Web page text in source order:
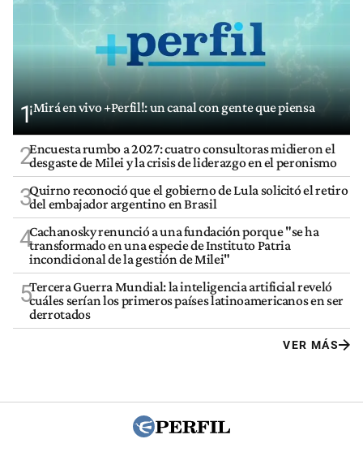
1¡Mirá en vivo +Perfil!: un canal con gente que piensa
2Encuesta rumbo a 2027: cuatro consultoras midieron el
desgaste de Milei y la crisis de liderazgo en el peronismo
3Quirno reconoció que el gobierno de Lula solicitó el retiro
del embajador argentino en Brasil
4Cachanosky renunció a una fundación porque "se ha
transformado en una especie de Instituto Patria
incondicional de la gestión de Milei"
5Tercera Guerra Mundial: la inteligencia artificial reveló
cuáles serían los primeros países latinoamericanos en ser
derrotados
VER MÁS